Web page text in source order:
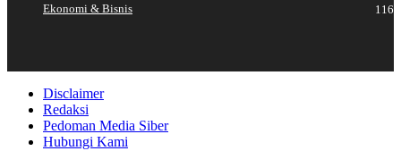
Ekonomi & Bisnis
116
Disclaimer
Redaksi
Pedoman Media Siber
Hubungi Kami